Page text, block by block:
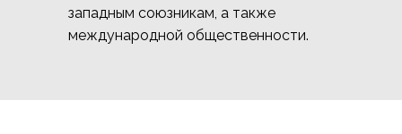
западным союзникам, а также
международной общественности.